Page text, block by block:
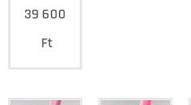
39 600
Ft